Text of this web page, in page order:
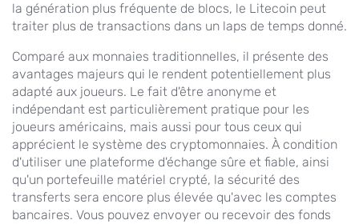
la génération plus fréquente de blocs, le Litecoin peut
traiter plus de transactions dans un laps de temps donné.
Comparé aux monnaies traditionnelles, il présente des
avantages majeurs qui le rendent potentiellement plus
adapté aux joueurs. Le fait d'être anonyme et
indépendant est particulièrement pratique pour les
joueurs américains, mais aussi pour tous ceux qui
apprécient le système des cryptomonnaies. À condition
d'utiliser une plateforme d'échange sûre et fiable, ainsi
qu'un portefeuille matériel crypté, la sécurité des
transferts sera encore plus élevée qu'avec les comptes
bancaires. Vous pouvez envoyer ou recevoir des fonds